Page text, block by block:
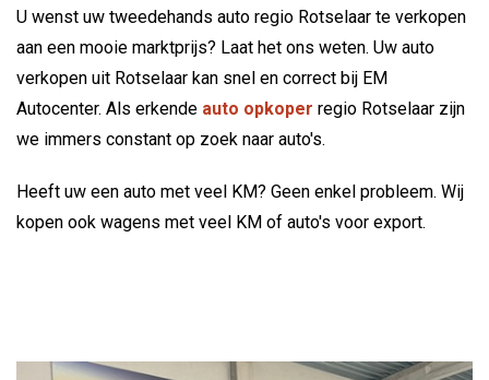
U wenst uw tweedehands auto regio Rotselaar te verkopen
aan een mooie marktprijs? Laat het ons weten. Uw auto
verkopen uit Rotselaar kan snel en correct bij EM
Autocenter. Als erkende auto opkoper regio Rotselaar zijn
we immers constant op zoek naar auto's.
Heeft uw een auto met veel KM? Geen enkel probleem. Wij
kopen ook wagens met veel KM of auto's voor export.